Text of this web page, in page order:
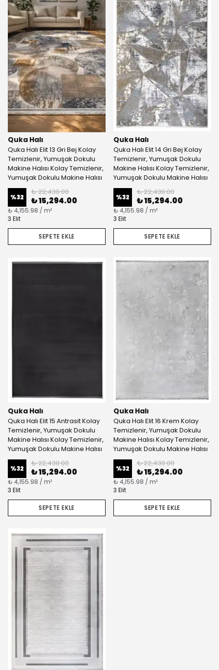
Quka Halı
Quka Halı Elit 13 Gri Bej Kolay
Temizlenir, Yumuşak Dokulu
Makine Halısı Kolay Temizlenir,
Yumuşak Dokulu Makine Halısı
%32
₺ 22,430.00
₺ 15,294.00
₺ 4,155.98 / m²
3 Elit
SEPETE EKLE
Quka Halı
Quka Halı Elit 14 Gri Bej Kolay
Temizlenir, Yumuşak Dokulu
Makine Halısı Kolay Temizlenir,
Yumuşak Dokulu Makine Halısı
%32
₺ 22,430.00
₺ 15,294.00
₺ 4,155.98 / m²
3 Elit
SEPETE EKLE
Quka Halı
Quka Halı Elit 15 Antrasit Kolay
Temizlenir, Yumuşak Dokulu
Makine Halısı Kolay Temizlenir,
Yumuşak Dokulu Makine Halısı
%32
₺ 22,430.00
₺ 15,294.00
₺ 4,155.98 / m²
3 Elit
SEPETE EKLE
Quka Halı
Quka Halı Elit 16 Krem Kolay
Temizlenir, Yumuşak Dokulu
Makine Halısı Kolay Temizlenir,
Yumuşak Dokulu Makine Halısı
%32
₺ 22,430.00
₺ 15,294.00
₺ 4,155.98 / m²
3 Elit
SEPETE EKLE